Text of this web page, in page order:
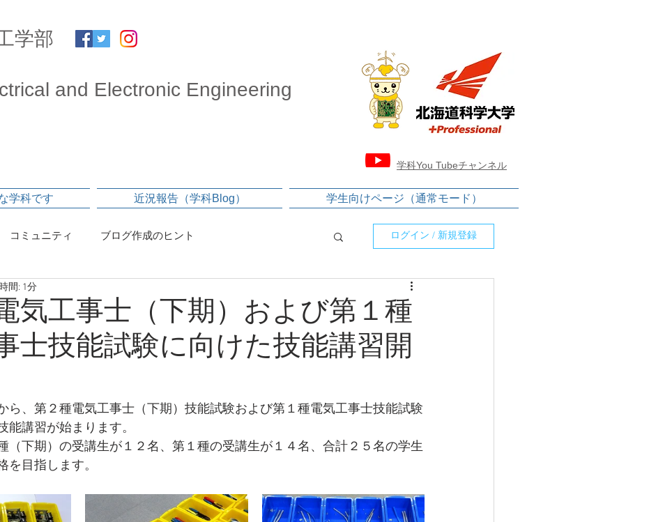
学部
and Electronic Engineering
​学科You Tubeチャンネル
学科です 近況報告（学科Blog） 学生向けページ（通常モード）
コミュニティ ブログ作成のヒント ログイン / 新規登録
気工事士（下期）および第１種
士技能試験に向けた技能講習開
間: 1分
ら、第２種電気工事士（下期）技能試験および第１種電気工事士技能試験
能講習が始まります。
（下期）の受講生が１２名、第１種の受講生が１４名、合計２５名の学生
を目指します。